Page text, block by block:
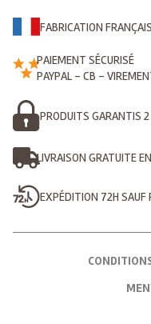
FABRICATION
PAIEMENT SÉCURISÉ
PAYPAL - CB -
PRODUITS GARANTIS
LIVRAISON GRATUITE
EXPÉDITION 72H SAUF